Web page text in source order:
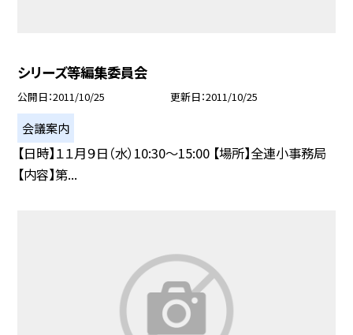
シリーズ等編集委員会
公開日 2011/10/25 更新日 2011/10/25
会議案内
【日時】１１月９日（水）10:30〜15:00 【場所】全連小事務局
【内容】第...